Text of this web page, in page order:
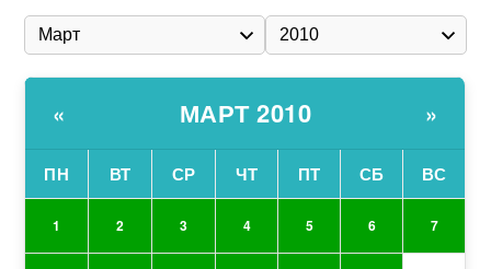
« МАРТ 2010 »
ПН ВТ СР ЧТ ПТ СБ ВС
1 2 3 4 5 6 7